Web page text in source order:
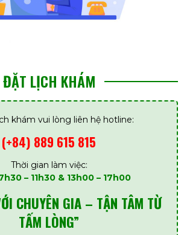
ĐẶT LỊCH KHÁM
khám vui lòng liên hệ hotline:
(+84) 889 615 815
Thời gian làm việc:
– 11h30 & 13h00 – 17h00
CHUYÊN GIA – TẬN TÂM TỪ
TẤM LÒNG”